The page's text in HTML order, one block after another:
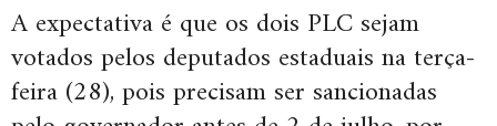
A expectativa é que os dois PLC sejam
votados pelos deputados estaduais na terça-
feira (28), pois precisam ser sancionadas